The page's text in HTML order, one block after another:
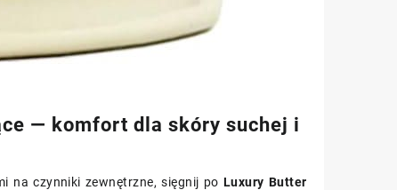
— komfort dla skóry suchej i
na czynniki zewnętrzne, sięgnij po Luxury Butter